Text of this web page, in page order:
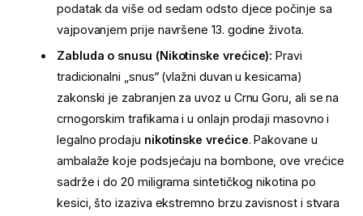
podatak da više od sedam odsto djece počinje sa
vajpovanjem prije navršene 13. godine života.
Zabluda o snusu (Nikotinske vrećice): Pravi
tradicionalni „snus“ (vlažni duvan u kesicama)
zakonski je zabranjen za uvoz u Crnu Goru, ali se na
crnogorskim trafikama i u onlajn prodaji masovno i
legalno prodaju nikotinske vrećice. Pakovane u
ambalaže koje podsjećaju na bombone, ove vrećice
sadrže i do 20 miligrama sintetičkog nikotina po
kesici, što izaziva ekstremno brzu zavisnost i stvara